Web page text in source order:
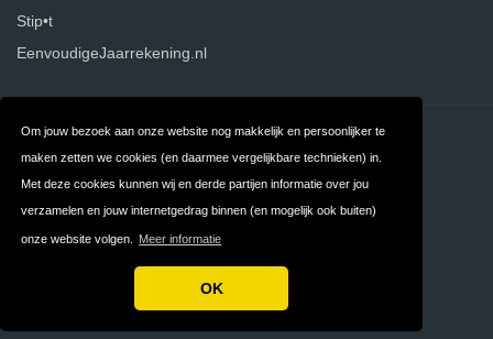
Om jouw bezoek aan onze website nog makkelijk en persoonlijker te
maken zetten we cookies (en daarmee vergelijkbare technieken) in.
Met deze cookies kunnen wij en derde partijen informatie over jou
verzamelen en jouw internetgedrag binnen (en mogelijk ook buiten)
onze website volgen. Meer informatie
OK
Stip•t
EenvoudigeJaarrekening.nl
Contact Over ons
Privacy Algemene
Voorwaarden
Copyright © 2026 Boekhoudprogramma